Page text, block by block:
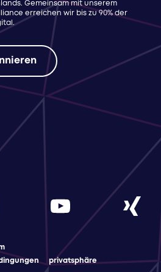
Gemeinsam mit unserem
erreichen wir bis zu 90% der
privatsphäre